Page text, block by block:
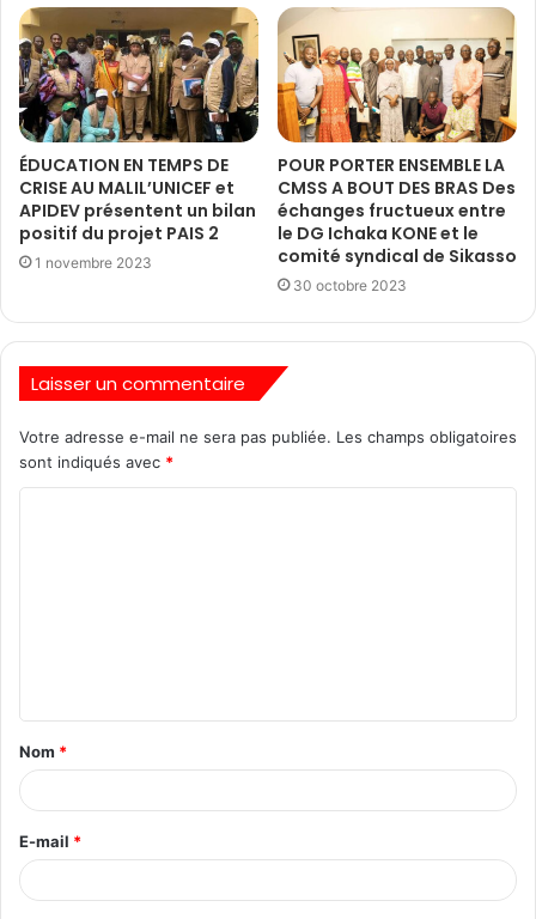
ÉDUCATION EN TEMPS DE
CRISE AU MALIL’UNICEF et
APIDEV présentent un bilan
positif du projet PAIS 2
1 novembre 2023
POUR PORTER ENSEMBLE LA
CMSS A BOUT DES BRAS Des
échanges fructueux entre
le DG Ichaka KONE et le
comité syndical de Sikasso
30 octobre 2023
Laisser un commentaire
Votre adresse e-mail ne sera pas publiée. Les champs obligatoires
sont indiqués avec *
Nom *
E-mail *